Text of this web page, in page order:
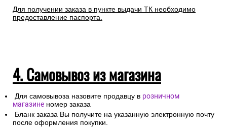
Для получении заказа в пункте выдачи ТК необходимо
предоставление паспорта.
4. Самовывоз из магазина
Для самовывоза назовите продавцу в розничном
магазине номер заказа
Бланк заказа Вы получите на указанную электронную почту
после оформления покупки.